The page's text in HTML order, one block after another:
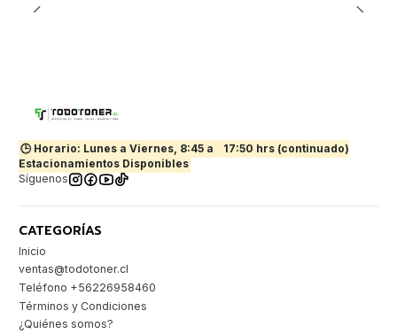
🕒 Horario: Lunes a Viernes, 8:45 a
17:50 hrs (continuado)
Estacionamientos Disponibles
Síguenos
CATEGORÍAS
Inicio
ventas@todotoner.cl
Teléfono +56226958460
Términos y Condiciones
¿Quiénes somos?